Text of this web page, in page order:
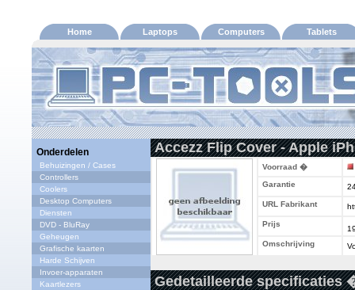
Home Laptops Computers Tablets
Onderdelen
Behuizingen / Cases
Controllers
Coolers
Desktop Computers
Diensten
DVD - BluRay
Geheugen
Grafische kaarten
Harde Schijven
Invoer-apparaten
Kaartlezers
Accezz Flip Cover - Apple
Voorraad �
Garantie
URL Fabrikant
Prijs
Omschrijving
Gedetailleerde specificaties